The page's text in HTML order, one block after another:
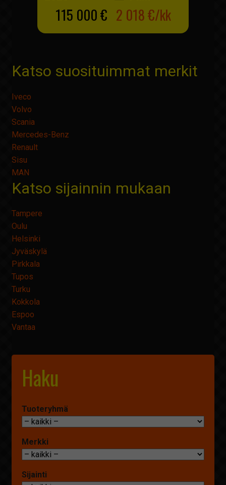
115 000 € 2 018 €/kk
Katso suosituimmat merkit
Iveco
Volvo
Scania
Mercedes-Benz
Renault
Sisu
MAN
Katso sijainnin mukaan
Tampere
Oulu
Helsinki
Jyväskylä
Pirkkala
Tupos
Turku
Kokkola
Espoo
Vantaa
Haku
Tuoteryhmä
Merkki
Sijainti